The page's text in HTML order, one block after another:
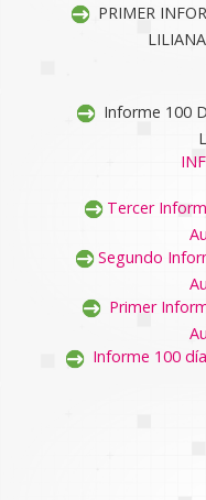
PRIMER
Informe 100
Tercer
Segundo
Primer
Informe 100